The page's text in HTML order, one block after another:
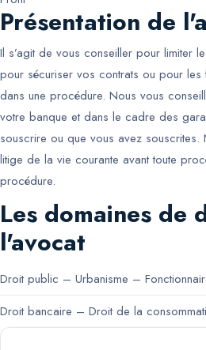
Présentation de
Il s’agit de vous conseiller pour limiter
pour sécuriser vos contrats ou pour les
dans une procédure. Nous vous
votre banque et dans le cadre des
souscrire ou que vous avez
litige de la vie courante avant toute
procédure.
Les domaines de
l'avocat
Droit public – Urbanisme –
Droit bancaire – Droit de la